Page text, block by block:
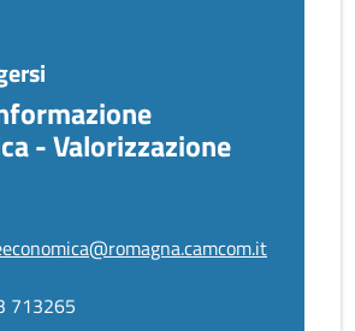
- Valorizzazione
713265